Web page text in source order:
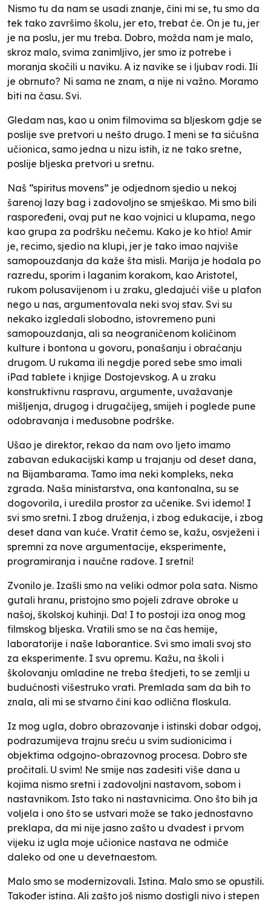
Nismo tu da nam se usadi znanje, čini mi se, tu smo da
tek tako završimo školu, jer eto, trebat će. On je tu, jer
je na poslu, jer mu treba. Dobro, možda nam je malo,
skroz malo, svima zanimljivo, jer smo iz potrebe i
moranja skočili u naviku. A iz navike se i ljubav rodi. Ili
je obrnuto? Ni sama ne znam, a nije ni važno. Moramo
biti na času. Svi.
Gledam nas, kao u onim filmovima sa bljeskom gdje se
poslije sve pretvori u nešto drugo. I meni se ta sićušna
učionica, samo jedna u nizu istih, iz ne tako sretne,
poslije bljeska pretvori u sretnu.
Naš “spiritus movens” je odjednom sjedio u nekoj
šarenoj lazy bag i zadovoljno se smješkao. Mi smo bili
raspoređeni, ovaj put ne kao vojnici u klupama, nego
kao grupa za podršku nečemu. Kako je ko htio! Amir
je, recimo, sjedio na klupi, jer je tako imao najviše
samopouzdanja da kaže šta misli. Marija je hodala po
razredu, sporim i laganim korakom, kao Aristotel,
rukom polusavijenom i u zraku, gledajući više u plafon
nego u nas, argumentovala neki svoj stav. Svi su
nekako izgledali slobodno, istovremeno puni
samopouzdanja, ali sa neograničenom količinom
kulture i bontona u govoru, ponašanju i obraćanju
drugom. U rukama ili negdje pored sebe smo imali
iPad tablete i knjige Dostojevskog. A u zraku
konstruktivnu raspravu, argumente, uvažavanje
mišljenja, drugog i drugačijeg, smijeh i poglede pune
odobravanja i međusobne podrške.
Ušao je direktor, rekao da nam ovo ljeto imamo
zabavan edukacijski kamp u trajanju od deset dana,
na Bijambarama. Tamo ima neki kompleks, neka
zgrada. Naša ministarstva, ona kantonalna, su se
dogovorila, i uredila prostor za učenike. Svi idemo! I
svi smo sretni. I zbog druženja, i zbog edukacije, i zbog
deset dana van kuće. Vratit ćemo se, kažu, osvježeni i
spremni za nove argumentacije, eksperimente,
programiranja i naučne radove. I sretni!
Zvonilo je. Izašli smo na veliki odmor pola sata. Nismo
gutali hranu, pristojno smo pojeli zdrave obroke u
našoj, školskoj kuhinji. Da! I to postoji iza onog mog
filmskog bljeska. Vratili smo se na čas hemije,
laboratorije i naše laborantice. Svi smo imali svoj sto
za eksperimente. I svu opremu. Kažu, na školi i
školovanju omladine ne treba štedjeti, to se zemlji u
budućnosti višestruko vrati. Premlada sam da bih to
znala, ali mi se stvarno čini kao odlična floskula.
Iz mog ugla, dobro obrazovanje i istinski dobar odgoj,
podrazumijeva trajnu sreću u svim sudionicima i
objektima odgojno-obrazovnog procesa. Dobro ste
pročitali. U svim! Ne smije nas zadesiti više dana u
kojima nismo sretni i zadovoljni nastavom, sobom i
nastavnikom. Isto tako ni nastavnicima. Ono što bih ja
voljela i ono što se ustvari može se tako jednostavno
preklapa, da mi nije jasno zašto u dvadest i prvom
vijeku iz ugla moje učionice nastava ne odmiče
daleko od one u devetnaestom.
Malo smo se modernizovali. Istina. Malo smo se opustili.
Također istina. Ali zašto još nismo dostigli nivo i stepen